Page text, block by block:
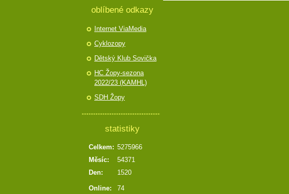
oblíbené odkazy
Internet ViaMedia
Cyklozopy
Dětský Klub Sovička
HC Žopy-sezona
2022/23 (KAMHL)
SDH Žopy
statistiky
Online: 74
Celkem: 5275966
Měsíc:
54371
Den:
1520